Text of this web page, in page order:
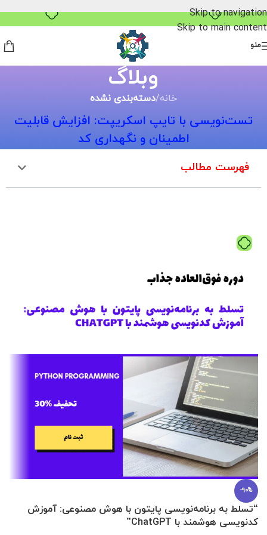
خرید قسطی با ترب‌پی
Skip to navigation
Skip to main content
منو
وبلاگ
خانه/دسته‌بندی نشده
تست‌نویسی با تایپ اسکریپت: افزایش قابلیت
اطمینان و نگهداری کد
فهرست مطالب
-90%
“تسلط به برنامه‌نویسی پایتون با هوش مصنوعی: آموزش
کدنویسی هوشمند با ChatGPT”